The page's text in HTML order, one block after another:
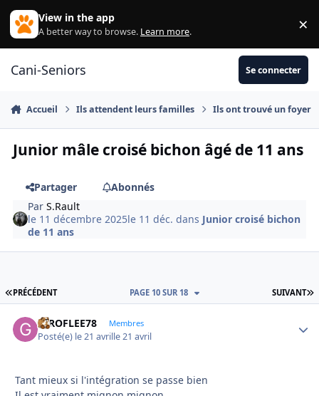
Aller au contenu
View in the app
A better way to browse. Learn more. ×
Cani-Seniors Se connecter
Accueil Ils attendent leurs familles Ils ont trouvé un foyer
Junior mâle croisé bichon âgé de 11 ans
Partager
Abonnés
ParS.Rault
le 11 décembre 2025le 11 déc. dans Junior croisé bichon
de 11 ans
PREMIÈRE PAGE
PRÉCÉDENT SUIVANT
PAGE 10 SUR 18
GIROFLEE78 Membres
Posté(e) le 21 avrille 21 avril
Tant mieux si l'intégration se passe bien